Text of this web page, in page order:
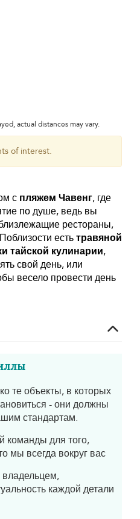
actual distances may vary.
of interest.
с пляжем Чавенг, где
по душе, ведь вы
рестораны,
естьтравяной
тайской кулинарии,
свой день, или
весело провести день
те объекты, в которых
- они должны
стандартам.
команды для того,
мы всегда вокруг вас
владельцем,
каждой детали